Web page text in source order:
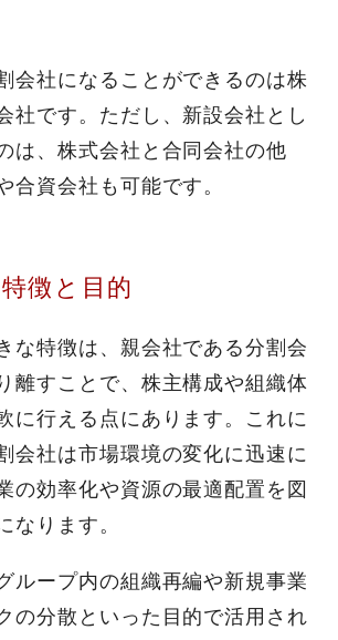
会社になることができるのは株
社です。ただし、新設会社とし
は、株式会社と合同会社の他
合資会社も可能です。
徴と目的
な特徴は、親会社である分割会
離すことで、株主構成や組織体
に行える点にあります。これに
会社は市場環境の変化に迅速に
の効率化や資源の最適配置を図
なります。
ループ内の組織再編や新規事業
の分散といった目的で活用され